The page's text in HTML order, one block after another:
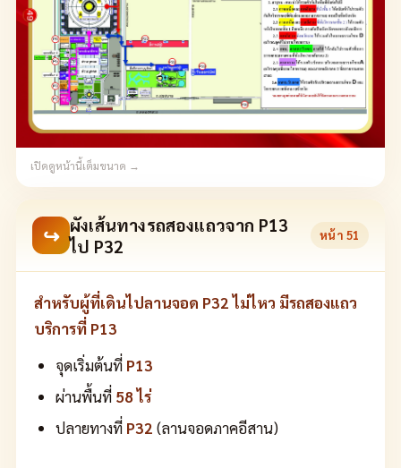
เปิดดูหน้านี้เต็มขนาด →
↪ ผังเส้นทางรถสองแถวจาก P13
ไป P32
หน้า 51
สำหรับผู้ที่เดินไปลานจอด P32 ไม่ไหว มีรถสองแถว
บริการที่ P13
จุดเริ่มต้นที่ P13
ผ่านพื้นที่ 58 ไร่
ปลายทางที่ P32 (ลานจอดภาคอีสาน)